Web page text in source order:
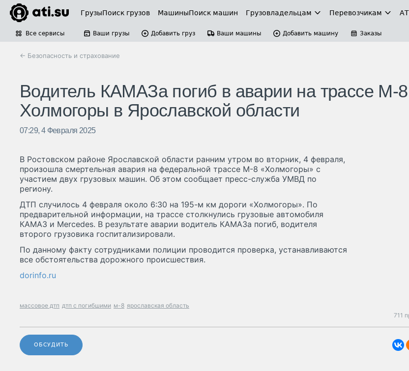
ГрузыПоиск грузов МашиныПоиск машин Грузовладельцам Перевозчикам
Все сервисы Ваши грузы Добавить груз Ваши машины Добавить машину Заказы
← Безопасность и страхование
Водитель КАМАЗа погиб в аварии на трассе М-8
Холмогоры в Ярославской области
07:29, 4 Февраля 2025
В Ростовском районе Ярославской области ранним утром во вторник, 4 февраля,
произошла смертельная авария на федеральной трассе М-8 «Холмогоры» с
участием двух грузовых машин. Об этом сообщает пресс-служба УМВД по
региону.
ДТП случилось 4 февраля около 6:30 на 195-м км дороги «Холмогоры». По
предварительной информации, на трассе столкнулись грузовые автомобиля
КАМАЗ и Mercedes. В результате аварии водитель КАМАЗа погиб, водителя
второго грузовика госпитализировали.
По данному факту сотрудниками полиции проводится проверка, устанавливаются
все обстоятельства дорожного происшествия.
dorinfo.ru
массовое дтп дтп с погибшими м-8 ярославская область
711
ОБСУДИТЬ